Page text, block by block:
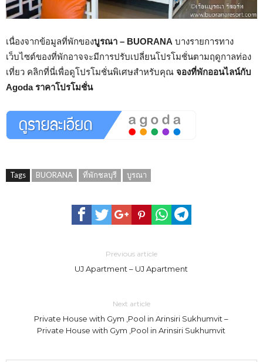
เนื่องจากข้อมูลที่พักของบูรณา – BUORANA บางรายการทาง
เว็บไซต์ของที่พักอาจจะมีการปรับเปลี่ยนโปรโมชั่นตามฤดูกาลท่อง
เที่ยว คลิกที่นี่เพื่อดูโปรโมชั่นพิเศษสำหรับคุณ จองที่พักออนไลน์กับ
Agoda ราคาโปรโมชั่น
Tags BUORANA ที่พักชลบุรี บูรณา
Previous article
UJ Apartment – UJ Apartment
Next article
Private House with Gym ,Pool in Arinsiri Sukhumvit –
Private House with Gym ,Pool in Arinsiri Sukhumvit